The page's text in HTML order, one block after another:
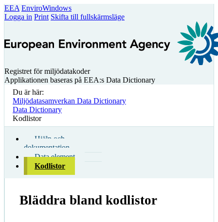
EEA EnviroWindows
Logga in Print Skifta till fullskärmsläge
Registret för miljödatakoder
Applikationen baseras på EEA:s Data Dictionary
Du är här:
Miljödatasamverkan Data Dictionary
Data Dictionary
Kodlistor
Hjälp och
dokumentation
Data element
Kodlistor
Bläddra bland kodlistor